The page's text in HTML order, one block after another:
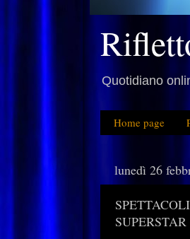
Quotidiano
Home page
lunedì 26